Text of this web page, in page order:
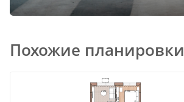
Похожие планировки